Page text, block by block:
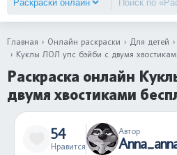
Главная Онлайн раскраски Для детей
Куклы ЛОЛ упс бэйби с двумя
Раскраска онлайн
двумя хвостиками
54
Нравится
Автор